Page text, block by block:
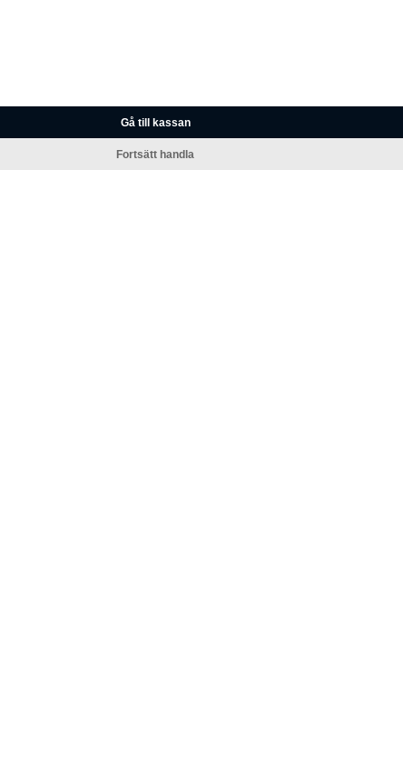
Gå till kassan
Fortsätt handla